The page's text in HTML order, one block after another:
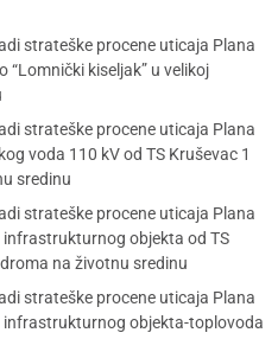
strateške procene uticaja Plana
“Lomnički kiseljak” u velikoj
strateške procene uticaja Plana
voda 110 kV od TS Kruševac 1
sredinu
strateške procene uticaja Plana
objekta od TS
na životnu sredinu
strateške procene uticaja Plana
infrastrukturnog objekta-toplovoda